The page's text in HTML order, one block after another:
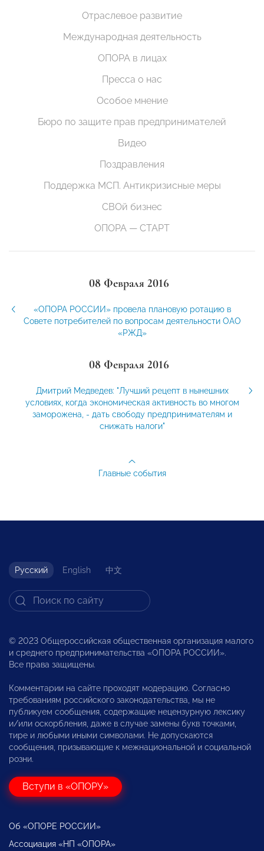
Отраслевое развитие
Международная деятельность
ОПОРА в лицах
Пресса о нас
Особое мнение
Бюро по защите прав предпринимателей
Видео
Поздравления
Поддержка МСП. Антикризисные меры
СВОй бизнес
ОПОРА — СТАРТ
08 Февраля 2016
«ОПОРА РОССИИ» провела плановую ротацию в
Совете потребителей по вопросам деятельности ОАО
«РЖД»
08 Февраля 2016
Дмитрий Медведев: "Лучший рецепт в нынешних
условиях, когда экономическая активность во многом
заморожена, - дать свободу предпринимателям и
снижать налоги"
Главные события
Русский English 中文
© 2023 Общероссийская общественная организация малого
и среднего предпринимательства «ОПОРА РОССИИ».
Все права защищены.
Комментарии на сайте проходят модерацию. Согласно
требованиям российского законодательства, мы не
публикуем сообщения, содержащие нецензурную лексику
и/или оскорбления, даже в случае замены букв точками,
тире и любыми иными символами. Не допускаются
сообщения, призывающие к межнациональной и социальной
розни.
Вступи в «ОПОРУ»
Об «ОПОРЕ РОССИИ»
Ассоциация «НП «ОПОРА»